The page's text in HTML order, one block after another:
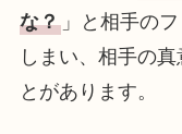
な？」と相手の
しまい、相手の
とがあります。